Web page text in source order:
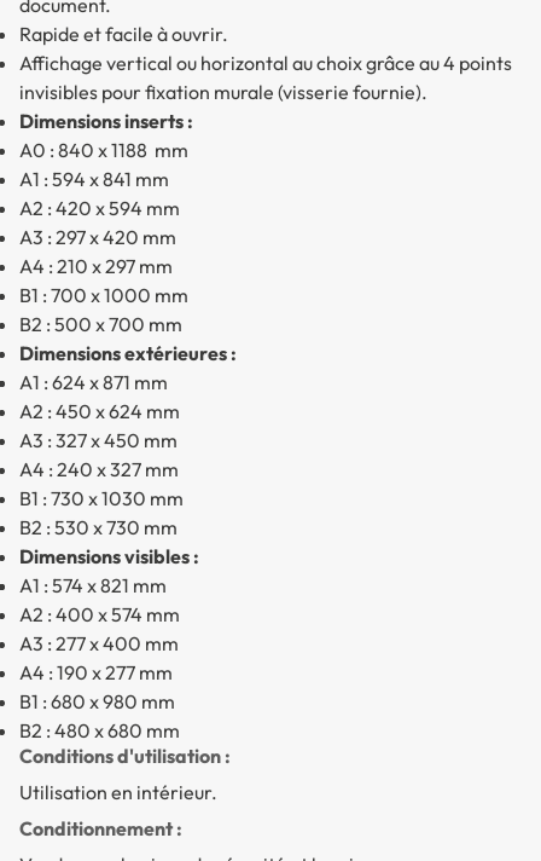
document.
Rapide et facile à ouvrir.
Affichage vertical ou horizontal au choix grâce au 4 points
invisibles pour fixation murale (visserie fournie).
Dimensions inserts :
A0 : 840 x 1188 mm
A1 : 594 x 841 mm
A2 : 420 x 594 mm
A3 : 297 x 420 mm
A4 : 210 x 297 mm
B1 : 700 x 1000 mm
B2 : 500 x 700 mm
Dimensions extérieures :
A1 : 624 x 871 mm
A2 : 450 x 624 mm
A3 : 327 x 450 mm
A4 : 240 x 327 mm
B1 : 730 x 1030 mm
B2 : 530 x 730 mm
Dimensions visibles :
A1 : 574 x 821 mm
A2 : 400 x 574 mm
A3 : 277 x 400 mm
A4 : 190 x 277 mm
B1 : 680 x 980 mm
B2 : 480 x 680 mm
Conditions d'utilisation :
Utilisation en intérieur.
Conditionnement :